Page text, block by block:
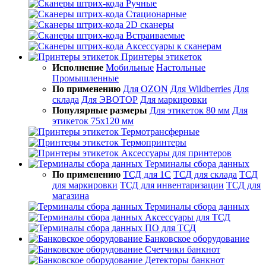
Ручные
Стационарные
2D сканеры
Встраиваемые
Аксессуары к сканерам
Принтеры этикеток
Исполнение Мобильные Настольные
Промышленные
По применению Для OZON Для Wildberries Для
склада Для ЭВОТОР Для маркировки
Популярные размеры Для этикеток 80 мм Для
этикеток 75х120 мм
Термотрансферные
Термопринтеры
Аксессуары для принтеров
Терминалы сбора данных
По применению ТСД для 1С ТСД для склада ТСД
для маркировки ТСД для инвентаризации ТСД для
магазина
Терминалы сбора данных
Аксессуары для ТСД
ПО для ТСД
Банковское оборудование
Счетчики банкнот
Детекторы банкнот